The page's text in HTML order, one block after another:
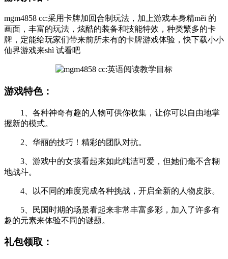
mgm4858 cc:采用卡牌加回合制玩法，加上游戏本身精měi 的
画面，丰富的玩法，炫酷的装备和技能特效，种类繁多的卡
牌，定能给玩家们带来前所未有的卡牌游戏体验，快下载小小
仙界游戏来shì 试看吧
游戏特色：
1、各种神奇有趣的人物可供你收集，让你可以自由地掌
握新的模式。
2、华丽的技巧！精彩的团队对抗。
3、游戏中的女孩看起来如此纯洁可爱，但她们毫不含糊
地战斗。
4、以不同的难度完成各种挑战，开启全新的人物皮肤。
5、民国时期的场景看起来非常丰富多彩，加入了许多有
趣的元素来体验不同的谜题。
礼包领取：